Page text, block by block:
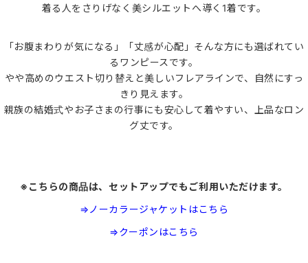
着る人をさりげなく美シルエットへ導く1着です。
「お腹まわりが気になる」「丈感が心配」そんな方にも選ばれてい
るワンピースです。
やや高めのウエスト切り替えと美しいフレアラインで、自然にすっ
きり見えます。
親族の結婚式やお子さまの行事にも安心して着やすい、上品なロン
グ丈です。
※こちらの商品は、セットアップでもご利用いただけます。
⇒ノーカラージャケットはこちら
⇒クーポンはこちら